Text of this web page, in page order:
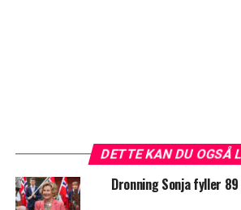
DETTE KAN DU OGSÅ
Dronning Sonja fyller